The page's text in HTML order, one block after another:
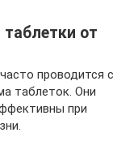
от
проводится с
таблеток. Они
при